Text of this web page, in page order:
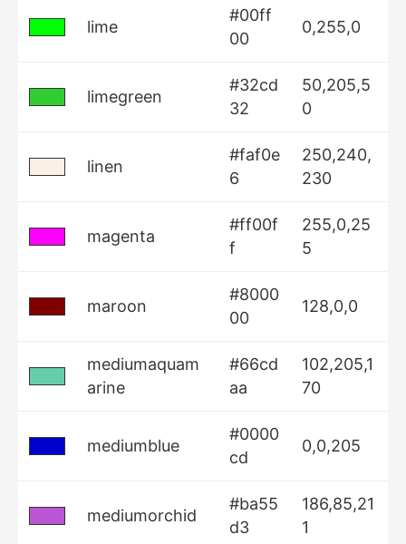
lime
#00ff
00
0,255,0
limegreen
#32cd
32
50,205,5
0
linen
#faf0e
6
250,240,
230
magenta
#ff00f
f
255,0,25
5
maroon
#8000
00
128,0,0
mediumaquam
arine
#66cd
aa
102,205,1
70
mediumblue
#0000
cd
0,0,205
mediumorchid
#ba55
d3
186,85,21
1